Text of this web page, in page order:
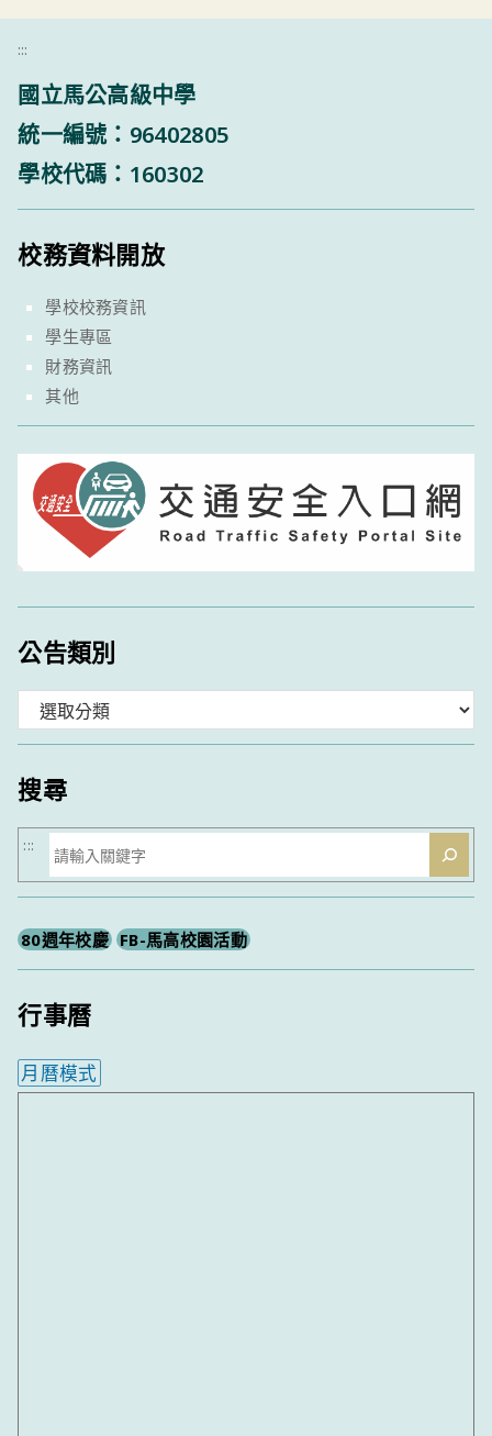
:::
國立馬公高級中學
統一編號：96402805
學校代碼：160302
校務資料開放
學校校務資訊
學生專區
財務資訊
其他
公告類別
類
搜尋
搜
尋
:::
80週年校慶 FB-馬高校園活動
行事曆
月曆模式